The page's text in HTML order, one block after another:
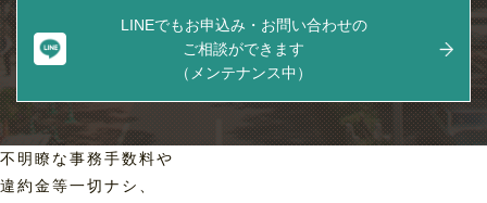
LINEでもお申込み・お問い合わせの
ご相談ができます
（メンテナンス中）
不明瞭な事務手数料や
違約金等一切ナシ、